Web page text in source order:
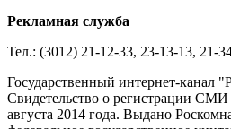
Рекламная служба
Тел.: (3012) 21-12-33, 23-13-13, 21-
Государственный интернет-канал
Cвидетельство о регистрации
августа 2014 года. Выдано